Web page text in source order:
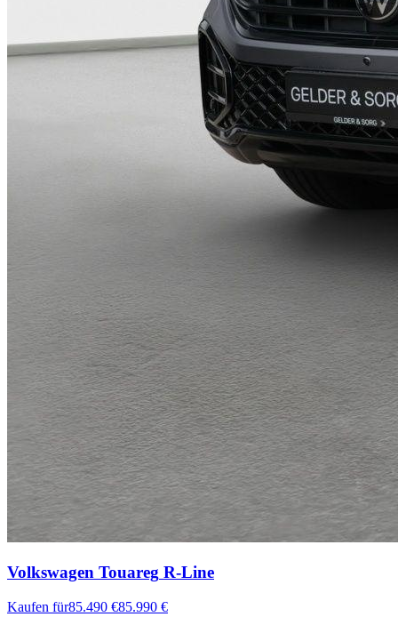
Volkswagen Touareg R-Line
Kaufen für85.490 €85.990 €